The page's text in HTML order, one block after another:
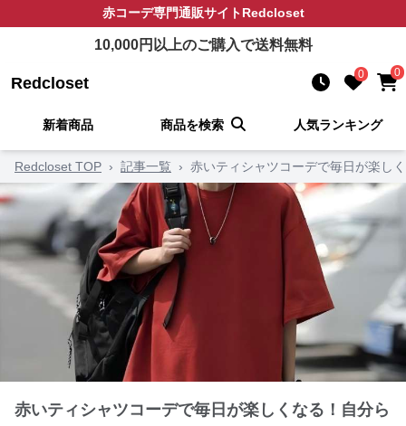
赤コーデ専門通販サイトRedcloset
10,000円以上のご購入で送料無料
Redcloset 0 0
新着商品 商品を検索 人気ランキング
Redcloset TOP › 記事一覧 › 赤いティシャツコーデで毎日が楽し
赤いティシャツコーデで毎日が楽しくなる！自分ら